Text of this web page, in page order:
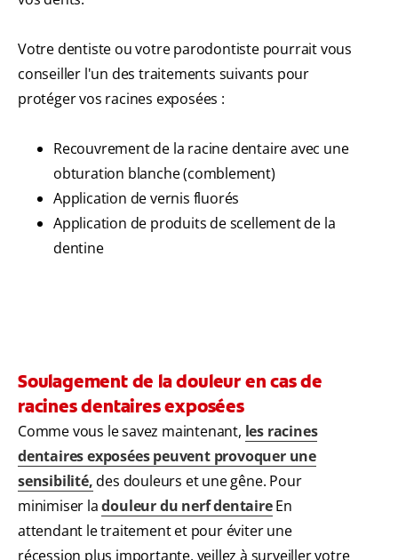
Votre dentiste ou votre parodontiste pourrait vous
conseiller l'un des traitements suivants pour
protéger vos racines exposées :
Recouvrement de la racine dentaire avec une
obturation blanche (comblement)
Application de vernis fluorés
Application de produits de scellement de la
dentine
Soulagement de la douleur en cas de
racines dentaires exposées
Comme vous le savez maintenant, les racines
dentaires exposées peuvent provoquer une
sensibilité,des douleurs et une gêne. Pour
minimiser ladouleur du nerf dentaireEn
attendant le traitement et pour éviter une
récession plus importante, veillez à surveiller votre